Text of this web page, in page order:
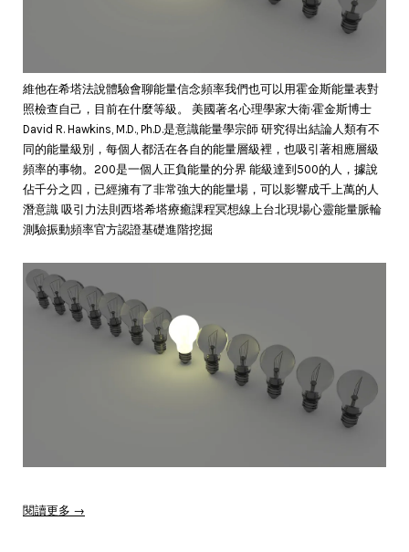
維他在希塔法說體驗會聊能量信念頻率我們也可以用霍金斯能量表對
照檢查自己，目前在什麼等級。 美國著名心理學家大衛·霍金斯博士
David R. Hawkins, M.D., Ph.D.是意識能量學宗師 研究得出結論人類有不
同的能量級別，每個人都活在各自的能量層級裡，也吸引著相應層級
頻率的事物。200是一個人正負能量的分界 能級達到500的人，據說
佔千分之四，已經擁有了非常強大的能量場，可以影響成千上萬的人
潛意識 吸引力法則西塔希塔療癒課程冥想線上台北現場心靈能量脈輪
測驗振動頻率官方認證基礎進階挖掘
閱讀更多 →